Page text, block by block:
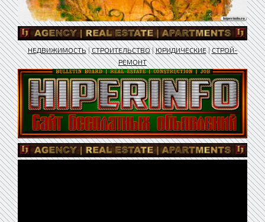
НЕДВИЖИМОСТЬ|СТРОИТЕЛЬСТВО|ЮРИДИЧЕСКИЕ|СТРОЙ-
РЕМОНТ